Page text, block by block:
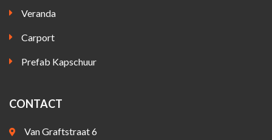
Veranda
Carport
Prefab Kapschuur
CONTACT
Van Graftstraat 6